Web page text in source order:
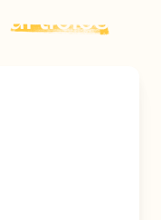
articles